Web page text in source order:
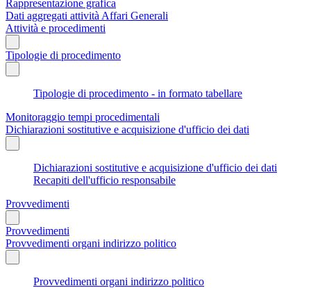
Rappresentazione grafica
Dati aggregati attività Affari Generali
Attività e procedimenti
Tipologie di procedimento
Tipologie di procedimento - in formato tabellare
Monitoraggio tempi procedimentali
Dichiarazioni sostitutive e acquisizione d'ufficio dei dati
Dichiarazioni sostitutive e acquisizione d'ufficio dei dati
Recapiti dell'ufficio responsabile
Provvedimenti
Provvedimenti
Provvedimenti organi indirizzo politico
Provvedimenti organi indirizzo politico